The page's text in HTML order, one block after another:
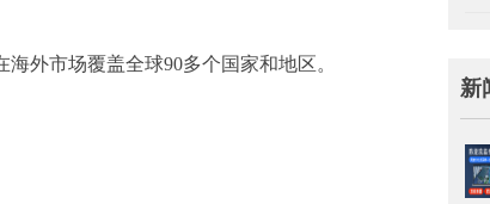
外市场覆盖全球90多个国家和地区。
新